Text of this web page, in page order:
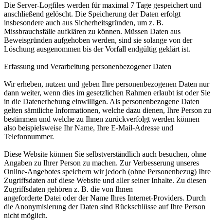
Die Server-Logfiles werden für maximal 7 Tage gespeichert und
anschließend gelöscht. Die Speicherung der Daten erfolgt
insbesondere auch aus Sicherheitsgründen, um z. B.
Missbrauchsfälle aufklären zu können. Müssen Daten aus
Beweisgründen aufgehoben werden, sind sie solange von der
Löschung ausgenommen bis der Vorfall endgültig geklärt ist.
Erfassung und Verarbeitung personenbezogener Daten
Wir erheben, nutzen und geben Ihre personenbezogenen Daten nur
dann weiter, wenn dies im gesetzlichen Rahmen erlaubt ist oder Sie
in die Datenerhebung einwilligen. Als personenbezogene Daten
gelten sämtliche Informationen, welche dazu dienen, Ihre Person zu
bestimmen und welche zu Ihnen zurückverfolgt werden können –
also beispielsweise Ihr Name, Ihre E-Mail-Adresse und
Telefonnummer.
Diese Website können Sie selbstverständlich auch besuchen, ohne
Angaben zu Ihrer Person zu machen. Zur Verbesserung unseres
Online-Angebotes speichern wir jedoch (ohne Personenbezug) Ihre
Zugriffsdaten auf diese Website und aller seiner Inhalte. Zu diesen
Zugriffsdaten gehören z. B. die von Ihnen
angeforderte Datei oder der Name Ihres Internet-Providers. Durch
die Anonymisierung der Daten sind Rückschlüsse auf Ihre Person
nicht möglich.